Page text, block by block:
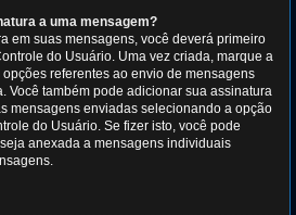
a uma mensagem?
em suas mensagens, você deverá primeiro
do Usuário. Uma vez criada, marque a
opções referentes ao envio de mensagens
Você também pode adicionar sua assinatura
mensagens enviadas selecionando a opção
do Usuário. Se fizer isto, você pode
anexada a mensagens individuais